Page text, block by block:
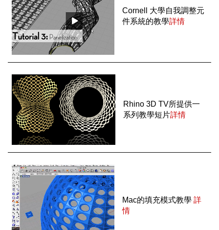
Cornell 大學自我調整元
件系統的教學詳情
Rhino 3D TV所提供一
系列教學短片詳情
Mac的填充模式教學 詳
情